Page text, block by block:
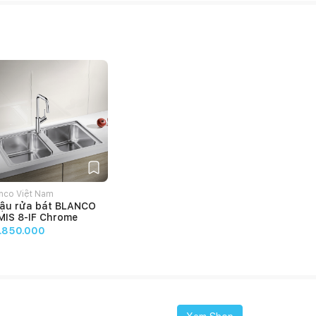
Việt Nam
rửa bát BLANCO
8-IF Chrome